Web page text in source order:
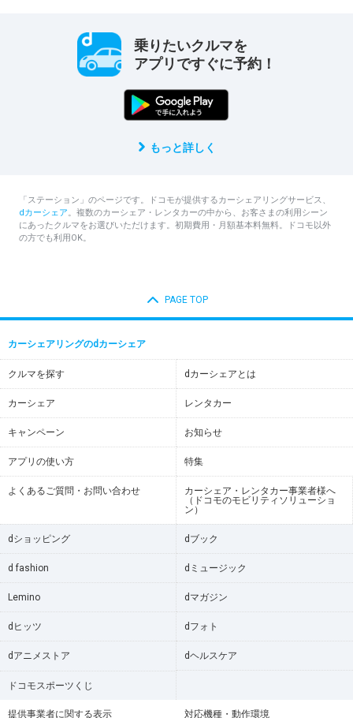
乗りたいクルマを
アプリですぐに予約！
もっと詳しく
「ステーション」のページです。ドコモが提供するカーシェアリングサービス、
dカーシェア。複数のカーシェア・レンタカーの中から、お客さまの利用シーン
にあったクルマをお選びいただけます。初期費用・月額基本料無料。ドコモ以外
の方でも利用OK。
PAGE TOP
カーシェアリングのdカーシェア
クルマを探す dカーシェアとは
カーシェア レンタカー
キャンペーン お知らせ
アプリの使い方 特集
よくあるご質問・お問い合わせ
カーシェア・レンタカー事業者様へ
（ドコモのモビリティソリューショ
ン）
dショッピング dブック
d fashion dミュージック
Lemino dマガジン
dヒッツ dフォト
dアニメストア dヘルスケア
ドコモスポーツくじ
提供事業者に関する表示 対応機種・動作環境